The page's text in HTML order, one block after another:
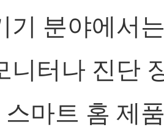
기 분야에서
니터나 진단
마트 홈 제